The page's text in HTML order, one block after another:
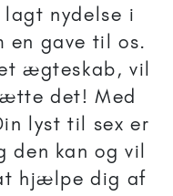
lagt nydelse i
en gave til os.
ægteskab, vil
det! Med
lyst til sex er
kan og vil
hjælpe dig af